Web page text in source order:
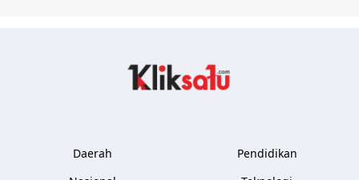
Daerah
Pendidikan